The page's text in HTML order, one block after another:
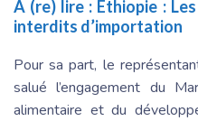
A (re) lire : Ethiopie :
interdits d’importation
Pour sa part, le
salué l’engagement du
alimentaire et du